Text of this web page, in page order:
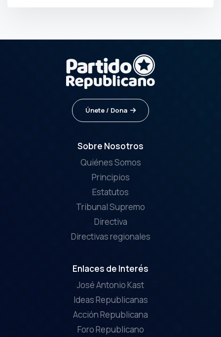
Únete / Dona
Sobre Nosotros
Quiénes Somos
Principios
Estatutos
Tribunal Supremo
Directiva
Directivas regionales
Enlaces de Interés
José Antonio Kast
Ideas Republicanas
Acción Republicana
Foro Republicano